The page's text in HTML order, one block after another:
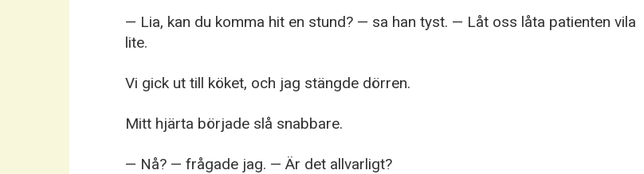
— Lia, kan du komma hit en stund? — sa han tyst. — Låt oss låta patienten vila
lite.
Vi gick ut till köket, och jag stängde dörren.
Mitt hjärta började slå snabbare.
— Nå? — frågade jag. — Är det allvarligt?